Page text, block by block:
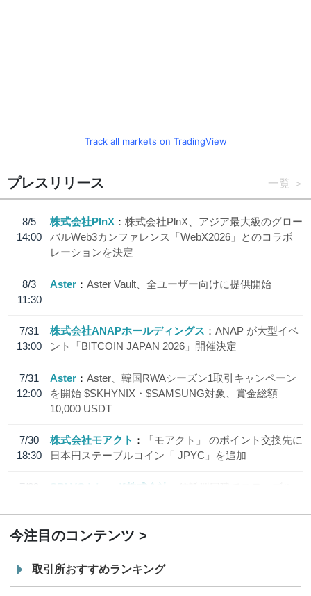
Track all markets on TradingView
プレスリリース 一覧
8/5
14:00
株式会社PlnX
株式会社PlnX、アジア最大級のグロー
バルWeb3カンファレンス「WebX2026」とのコラボ
レーションを決定
8/3
11:30
Aster Aster Vault、全ユーザー向けに提供開始
7/31
13:00
株式会社ANAPホールディングス
ANAP が大型イベ
ント「BITCOIN JAPAN 2026」開催決定
7/31
12:00
Aster
Aster、韓国RWAシーズン1取引キャンペーン
を開始 $SKHYNIX・$SAMSUNG対象、賞金総額
10,000 USDT
7/30
18:30
株式会社モアクト
「モアクト」 のポイント交換先に
日本円ステーブルコイン「 JPYC」を追加
7/29
SBI VCトレード株式会社
信託型円建てステーブル
今注目のコンテンツ
取引所おすすめランキング